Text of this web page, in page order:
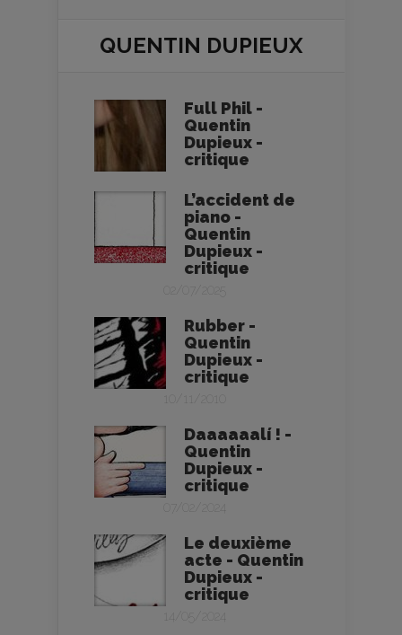
QUENTIN DUPIEUX
Full Phil -
Quentin
Dupieux -
critique
L’accident de
piano -
Quentin
Dupieux -
critique
Rubber -
Quentin
Dupieux -
critique
Daaaaaalí ! -
Quentin
Dupieux -
critique
07/02/2024
Le deuxième
acte - Quentin
Dupieux -
critique
14/05/2024